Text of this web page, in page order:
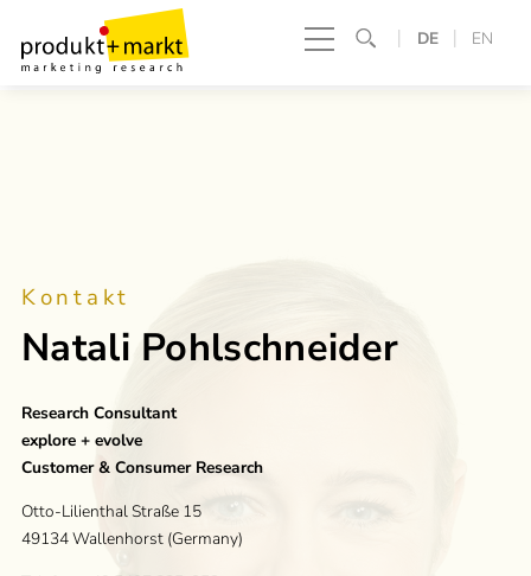
DE EN
Kontakt
Natali Pohlschneider
Research Consultant
explore + evolve
Customer & Consumer Research
Otto-Lilienthal Straße 15
49134 Wallenhorst (Germany)